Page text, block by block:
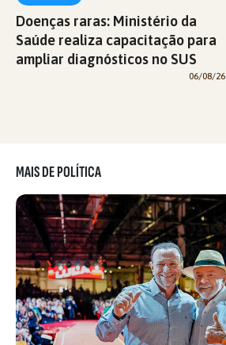
Doenças raras: Ministério da
Saúde realiza capacitação para
ampliar diagnósticos no SUS
06/08/26
MAIS DE POLÍTICA